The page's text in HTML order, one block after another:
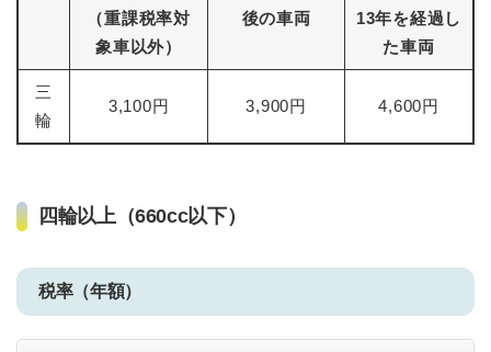
（重課税率対
象車以外）
後の車両
13年を経過し
た車両
三
輪
3,100円 3,900円 4,600円
四輪以上（660cc以下）
税率（年額）